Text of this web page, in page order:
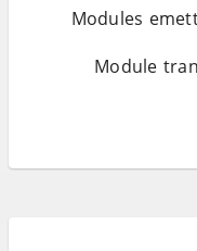
* Module